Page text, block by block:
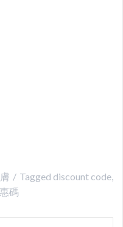
Tagged discount code,
碼